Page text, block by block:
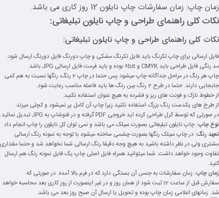
زمان چاپ: زمان سفارشات چاپ نایلون 12 روز کاری می باشد.
نکات کلی راهنمای طراحی و چاپ نایلون تبلیغاتی:
نکات کلی راهنمای طراحی و چاپ نایلون تبلیغاتی:
فایل ارسالی برای چاپ تکرنگ باید فایل تکرنگ مشکی و چاپ دورنگ فایل دورنگ ارسال شود.
مد رنگی فایل طراحی باید CMYK و ۸bit بوده و باید فرمت فایل ارسالی JPG باشد.
چاپ هر رنگ در مراحل جداگانه چاپ میشود پس حتما در چاپ 2 رنگ، رنگها نسبت به هم کمی
جابجایی دارند. حتما در طرح 2 رنگ بین رنگ ها باید فاصله مناسب رعایت شود.
از خطوط نازک و فونت های ریز و فشرده به هیچ عنوان استفاده نکنید.
از طرح های یکدست رنگ بزرگ استفاده نکنید زیرا چاپ آن کامل پر نمیشود و کچلی میزند.
در صورتی که توسط کرل طراحی کرده اید خروجی PDF گرفته و در فتوشاپ به JPG تبدیل نمائید.
نوع چاپ: چاپ نایلون تبلیعاتی بصورت سیلک می باشد و نمی توان کل نایلون را چاپ انجام داد
تعهد رنگ: در چاپ سیلک رنگها بصورت چشمی ساخته میشود با توجه به نمونه رنگ ارسالی
مشتری ولی در نظر داشته باشید به هیچ وجه دقیقا رنگ ارسالی شما نخواهد شد و حتما مقداری
تفاوت وجود خواهد داشت. شما میتوانید همراه فایل اصلی چاپ یک فایل نمونه رنگ هم ارسال
کنید.
زمان چاپ: زمان سفارشات به جنس آن بستگی دارد که در فرم بالا آمده. در صورتی که
سفارش قبل از ساعت 12 ثبت شود از همان روز و در غیر اینصورت از روز کاری بعد محاسبه خواهد
شد. زمانهای اعلامی زمان چاپ بوده و تحویل یا ارسال آن صبح روز بعد می باشد.